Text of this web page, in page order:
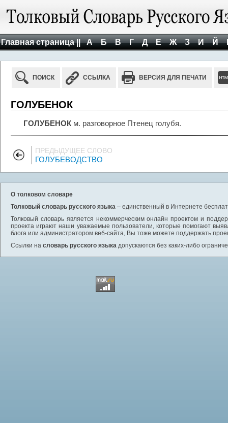
Главная страница || А Б В Г Д Е Ж З И Й
ПОИСК ССЫЛКА ВЕРСИЯ ДЛЯ ПЕЧАТИ
ГОЛУБЕНОК
ГОЛУБЕНОК м. разговорное Птенец голубя.
ПРЕДЫДУЩЕЕ СЛОВО
ГОЛУБЕВОДСТВО
О толковом словаре
Толковый словарь русского языка – единственный в Интернете
Толковый словарь является некоммерческим онлайн проектом и
проекта играют наши уважаемые пользователи, которые помогают
блога или администратором веб-сайта, Вы тоже можете поддержать
Ссылки на словарь русского языка допускаются без каких-либо